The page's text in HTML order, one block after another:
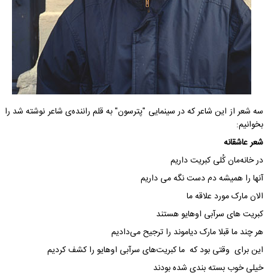
سه شعر از این شاعر که در سینمایی "پترسون" به قلم راننده‌ی شاعر نوشته شد را
بخوانیم:
شعر عاشقانه
در خانه‌مان کُلی کبریت داریم
آنها را همیشه دم دست نگه می داریم
الان مارک مورد علاقه ما
کبریت های سرآبی اوهایو هستند
هر چند ما قبلا مارک دیاموند را ترجیح می‌دادیم
این برای وقتی بود که ما کبریت‌های سرآبی اوهایو را کشف کردیم
خیلی خوب بسته بندی شده بودند